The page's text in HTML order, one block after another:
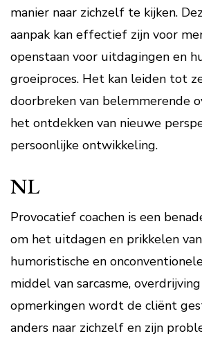
manier naar zichzelf te kijken.
aanpak kan effectief zijn voor
openstaan voor uitdagingen en
groeiproces. Het kan leiden tot
doorbreken van belemmerende
het ontdekken van nieuwe
persoonlijke ontwikkeling.
NL
Provocatief coachen is een
om het uitdagen en prikkelen
humoristische en
middel van sarcasme,
opmerkingen wordt de cliënt
anders naar zichzelf en zijn